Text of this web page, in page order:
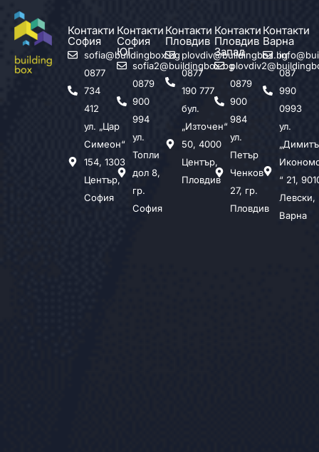
Контакти
София
sofia@buildingbox.bg
0877
734
412
ул. „Цар
Симеон“
154, 1303
Център,
София
Контакти
София
ЮГ
sofia2@buildingbox.bg
0879
900
994
ул.
Топли
дол 8,
гр.
София
Контакти
Пловдив
plovdiv@buildingbox.bg
0877
190 777
бул.
„Източен“
50, 4000
Център,
Пловдив
Контакти
Пловдив
Запад
0879
900
984
ул.
Петър
Ченков
27, гр.
Пловдив
Контакти
Варна
087
990
0993
ул.
“ 21,
Левски,
Варна